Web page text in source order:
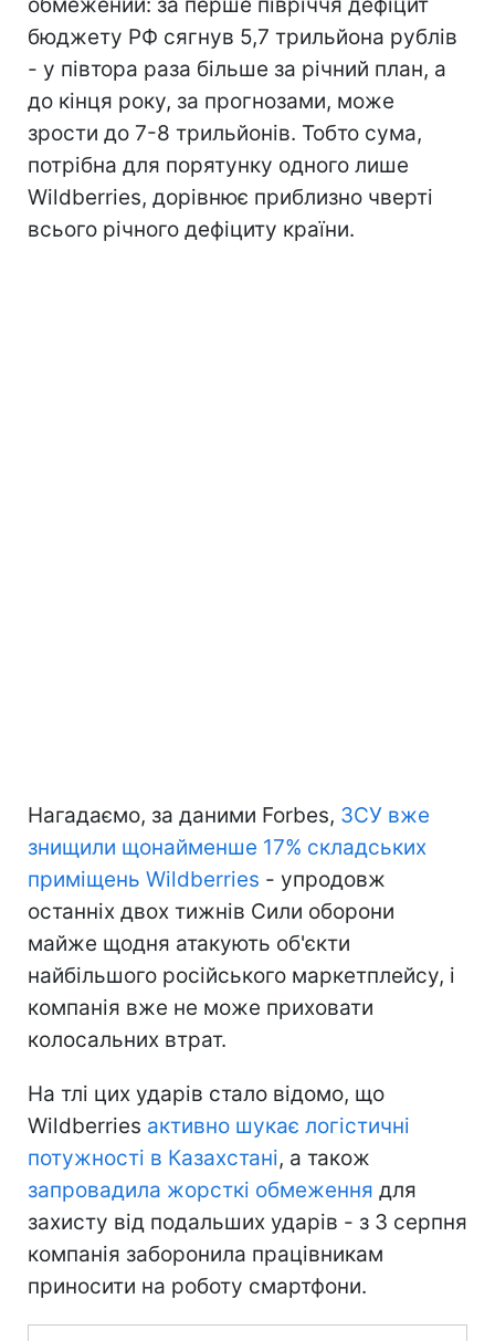
бюджету РФ сягнув 5,7 трильйона рублів
- у півтора раза більше за річний план, а
до кінця року, за прогнозами, може
зрости до 7-8 трильйонів. Тобто сума,
потрібна для порятунку одного лише
Wildberries, дорівнює приблизно чверті
всього річного дефіциту країни.
Нагадаємо, за даними Forbes, ЗСУ вже
знищили щонайменше 17% складських
приміщень Wildberries - упродовж
останніх двох тижнів Сили оборони
майже щодня атакують об'єкти
найбільшого російського маркетплейсу, і
компанія вже не може приховати
колосальних втрат.
На тлі цих ударів стало відомо, що
Wildberries активно шукає логістичні
потужності в Казахстані, а також
запровадила жорсткі обмеження для
захисту від подальших ударів - з 3 серпня
компанія заборонила працівникам
приносити на роботу смартфони.